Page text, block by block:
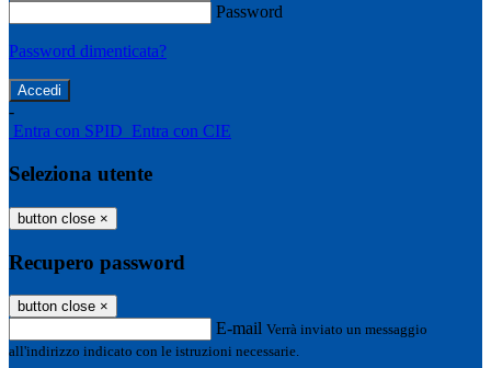
Password
Password dimenticata?
-
Entra con SPID Entra con CIE
Seleziona utente
button close ×
Recupero password
button close ×
E-mail Verrà inviato un messaggio
all'indirizzo indicato con le istruzioni necessarie.